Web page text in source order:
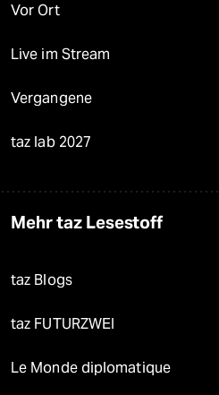
Vor Ort
Live im Stream
Vergangene
taz lab 2027
Mehr taz Lesestoff
taz Blogs
taz FUTURZWEI
Le Monde diplomatique